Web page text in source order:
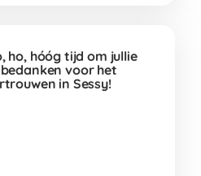
ho, hóóg tijd om jullie
voor het
in Sessy!